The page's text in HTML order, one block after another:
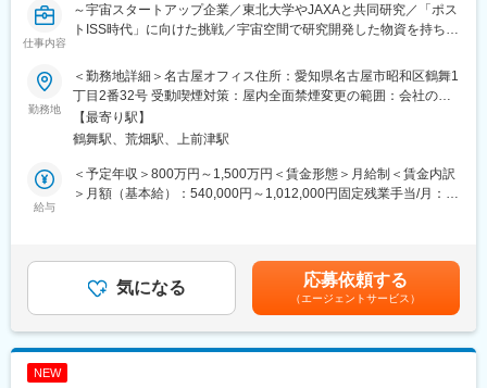
をミッションとして活動している、東北大学発の宇宙スタートア
ップです。東北大学でこれまで開発してきた15機以上の衛星開発
な宇宙利用プラットフォーム ELS-Rを開発しています。2030年代
には、ELS-Rで培った技術を元に、日本で先駆けて地球軌道上の
宇宙ホテルの構築を目指します。
■「ELS-R」とは
これまで基礎科学的な実験から産業利用まで幅広く利用されてき
たISSは、構造寿命などの関係から2030年末に運用を終了するこ
R」は、無重力環境を生かした実験や実証を無人の小型衛星で行
い、それを地球に帰還させてお客様のもとに返す国内最先端のサ
ービスです。技術実証や高品質材料製造、エンタメ等の様々な用
仕事内容
～宇宙スタートアップ企業／東北大学やJAXAと共同研究／「ポス
トISS時代」に向けた挑戦／宇宙空間で研究開発した物資を持ち帰
■業務内容：
低軌道から静止軌道上で運用する小型衛星をベースとして、軌道
間輸送機（OTV）、深宇宙探査機、大気圏再突入システムなどの
推進系設計全般に関する職務をご担当いただきます。
■業務詳細：
◇先進的な宇宙推進システムに係る基盤研究および技術戦略の統
試験による検証業務
◇推進系システムに関連するインタフェース要件の定義および他
システムとのインタフェース管理
勤務地
＜勤務地詳細＞名古屋オフィス住所：愛知県名古屋市昭和区鶴舞1
丁目2番32号 受動喫煙対策：屋内全面禁煙変更の範囲：会社の定
める事業所（リモートワーク含む）
【最寄り駅】
鶴舞駅、荒畑駅、上前津駅
給与
＜予定年収＞800万円～1,500万円＜賃金形態＞月給制＜賃金内訳
＞月額（基本給）：540,000円～1,012,000円固定残業手当/月：
スキル・経験等に応じて採用時に決定します。■賞与・昇給：当社
規定による賃金はあくまでも目安の金額であり、選考を通じて上
下する可能性があります。月給(月額)は固定手当を含めた表記で
す。
気になる 応募依頼する
（エージェントサービス）
NEW